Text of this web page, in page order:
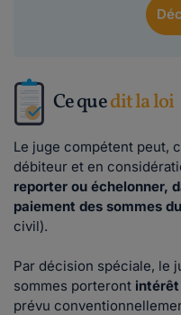
Ce quedit la loi
Le juge compétent peut,
débiteur et en
reporter ou échelonner,
paiement des sommes
civil).
Par décision spéciale, le
sommes porteront
prévu